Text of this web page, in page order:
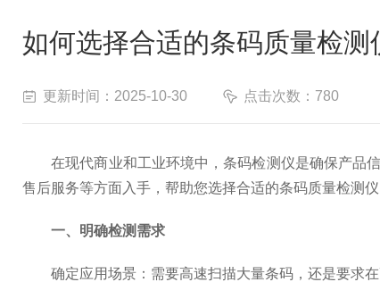
如何选择合适的条码质量检测
更新时间：2025-10-30 点击次数：780
在现代商业和工业环境中，条码检测仪是确保产品信
售后服务等方面入手，帮助您选择合适的条码质量检测仪
一、明确检测需求
确定应用场景：需要高速扫描大量条码，还是要求在